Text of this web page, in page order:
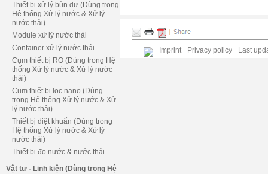
Thiết bị xử lý bùn dư (Dùng trong
Hệ thống Xử lý nước & Xử lý
nước thải)
Module xử lý nước thải
Container xử lý nước thải
Cụm thiết bị RO (Dùng trong Hệ
thống Xử lý nước & Xử lý nước
thải)
Cụm thiết bị lọc nano (Dùng
trong Hệ thống Xử lý nước & Xử
lý nước thải)
Thiết bị diệt khuẩn (Dùng trong
Hệ thống Xử lý nước & Xử lý
nước thải)
Thiết bị đo nước & nước thải
Vật tư - Linh kiện (Dùng trong Hệ
Imprint Privacy policy Last